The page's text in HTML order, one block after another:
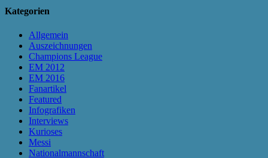
Kategorien
Allgemein
Auszeichnungen
Champions League
EM 2012
EM 2016
Fanartikel
Featured
Infografiken
Interviews
Kurioses
Messi
Nationalmannschaft